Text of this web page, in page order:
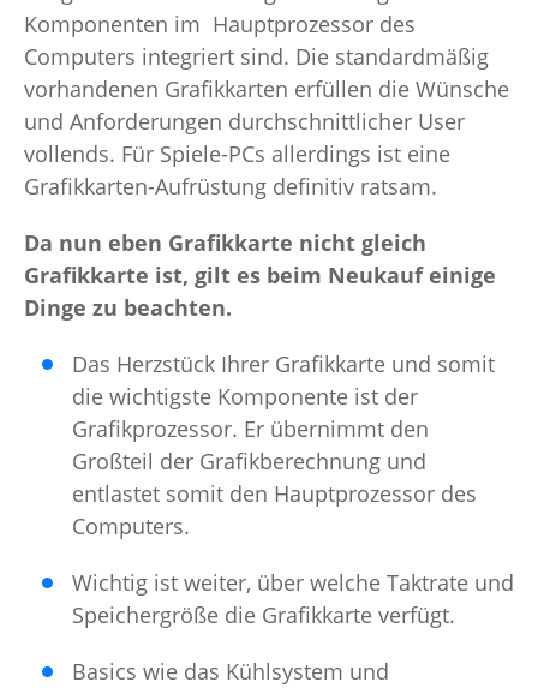
Komponenten im Hauptprozessor des
Computers integriert sind. Die standardmäßig
vorhandenen Grafikkarten erfüllen die Wünsche
und Anforderungen durchschnittlicher User
vollends. Für Spiele-PCs allerdings ist eine
Grafikkarten-Aufrüstung definitiv ratsam.
Da nun eben Grafikkarte nicht gleich
Grafikkarte ist, gilt es beim Neukauf einige
Dinge zu beachten.
Das Herzstück Ihrer Grafikkarte und somit
die wichtigste Komponente ist der
Grafikprozessor. Er übernimmt den
Großteil der Grafikberechnung und
entlastet somit den Hauptprozessor des
Computers.
Wichtig ist weiter, über welche Taktrate und
Speichergröße die Grafikkarte verfügt.
Basics wie das Kühlsystem und